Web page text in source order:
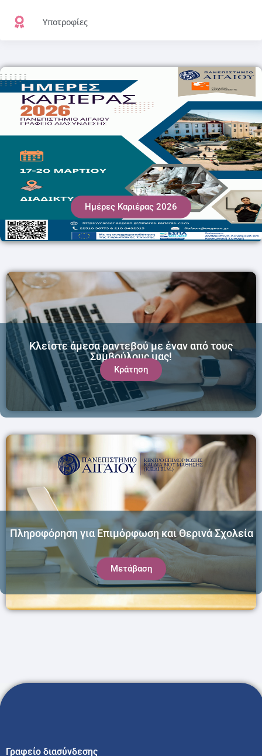
Υποτροφίες
Ημέρες Καριέρας 2026
Κράτηση
Κλείστε άμεσα ραντεβού με έναν από τους
Συμβούλους μας!
Πληροφόρηση για Επιμόρφωση και Θερινά Σχολεία
Μετάβαση
Γραφείο διασύνδεσης